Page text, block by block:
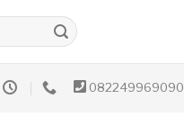
082249969090